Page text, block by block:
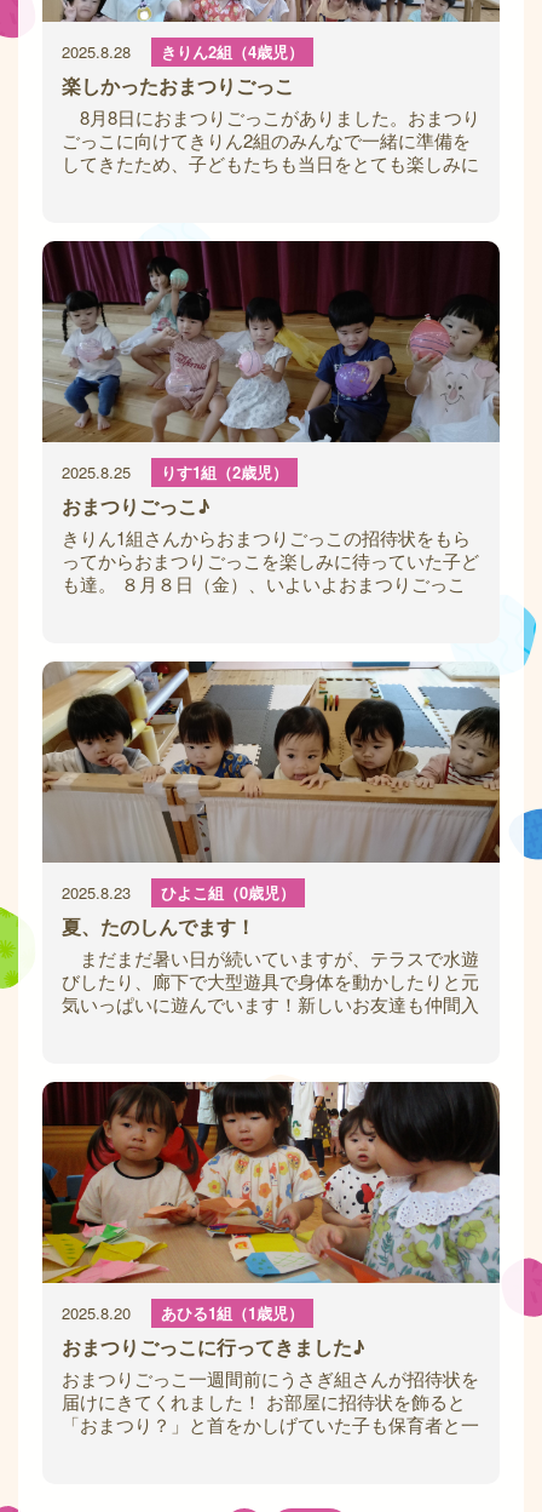
2025.8.28 きりん2組（4歳児）
楽しかったおまつりごっこ
8月8日におまつりごっこがありました。おまつり
ごっこに向けてきりん2組のみんなで一緒に準備を
してきたため、子どもたちも当日をとても楽しみに
2025.8.25 りす1組（2歳児）
おまつりごっこ♪
きりん1組さんからおまつりごっこの招待状をもら
ってからおまつりごっこを楽しみに待っていた子ど
も達。 ８月８日（金）、いよいよおまつりごっこ
2025.8.23 ひよこ組（0歳児）
夏、たのしんでます！
まだまだ暑い日が続いていますが、テラスで水遊
びしたり、廊下で大型遊具で身体を動かしたりと元
気いっぱいに遊んでいます！新しいお友達も仲間入
2025.8.20 あひる1組（1歳児）
おまつりごっこに行ってきました♪
おまつりごっこ一週間前にうさぎ組さんが招待状を
届けにきてくれました！ お部屋に招待状を飾ると
「おまつり？」と首をかしげていた子も保育者と一